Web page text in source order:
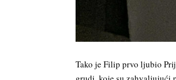
Tako je Filip prvo ljubio